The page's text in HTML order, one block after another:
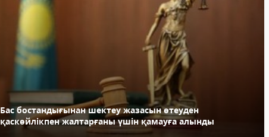
Бас бостандығынан шектеу жазасын өтеуден
қаскөйлікпен жалтарғаны үшін қамауға алынды